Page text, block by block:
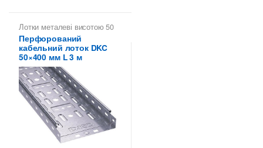
Лотки металеві висотою 50
мм Перфоровані лотки
висотою 50 мм
Перфорований
кабельний лоток DKC
50×400 мм L 3 м